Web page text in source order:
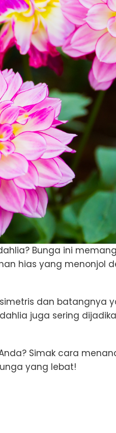
Bunga ini
hias yang menonjol
dan batangnya
juga sering
Simak cara
yang lebat!